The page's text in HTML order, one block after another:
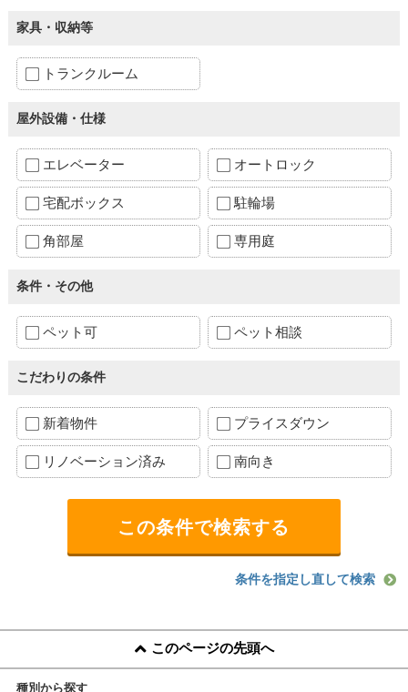
家具・収納等
トランクルーム
屋外設備・仕様
エレベーター オートロック
宅配ボックス 駐輪場
角部屋 専用庭
条件・その他
ペット可 ペット相談
こだわりの条件
新着物件 プライスダウン
リノベーション済み 南向き
条件を指定し直して検索
このページの先頭へ
種別から探す